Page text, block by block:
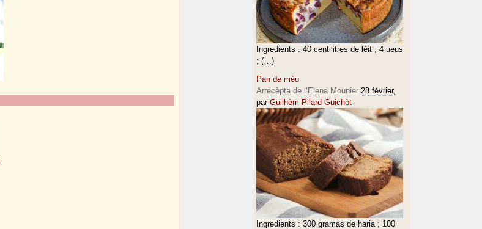
Ingredients : 40 centilitres de lèit ; 4 ueus
; (…)
Pan de mèu
Arrecèpta de l’Elena Mounier 28 février,
par Guilhèm Pilard Guichòt
Ingredients : 300 gramas de haria ; 100